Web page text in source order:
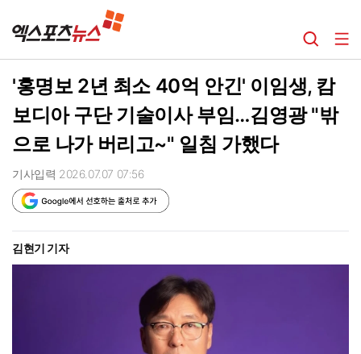
'홍명보 2년 최소 40억 안긴' 이임생, 캄
보디아 구단 기술이사 부임…김영광 "밖
으로 나가 버리고~" 일침 가했다
기사입력 2026.07.07 07:56
김현기 기자